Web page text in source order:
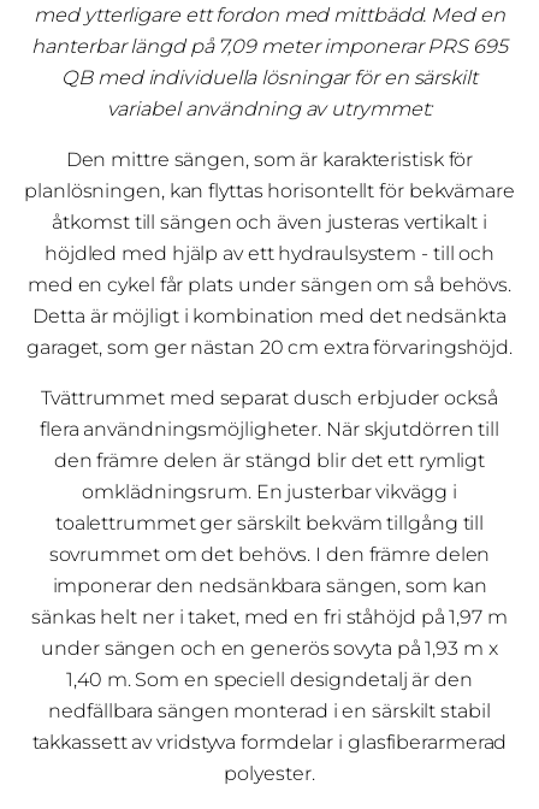
med ytterligare ett fordon med mittbädd. Med en
hanterbar längd på 7,09 meter imponerar PRS 695
QB med individuella lösningar för en särskilt
variabel användning av utrymmet:
Den mittre sängen, som är karakteristisk för
planlösningen, kan flyttas horisontellt för bekvämare
åtkomst till sängen och även justeras vertikalt i
höjdled med hjälp av ett hydraulsystem - till och
med en cykel får plats under sängen om så behövs.
Detta är möjligt i kombination med det nedsänkta
garaget, som ger nästan 20 cm extra förvaringshöjd.
Tvättrummet med separat dusch erbjuder också
flera användningsmöjligheter. När skjutdörren till
den främre delen är stängd blir det ett rymligt
omklädningsrum. En justerbar vikvägg i
toalettrummet ger särskilt bekväm tillgång till
sovrummet om det behövs. I den främre delen
imponerar den nedsänkbara sängen, som kan
sänkas helt ner i taket, med en fri ståhöjd på 1,97 m
under sängen och en generös sovyta på 1,93 m x
1,40 m. Som en speciell designdetalj är den
nedfällbara sängen monterad i en särskilt stabil
takkassett av vridstyva formdelar i glasfiberarmerad
polyester.